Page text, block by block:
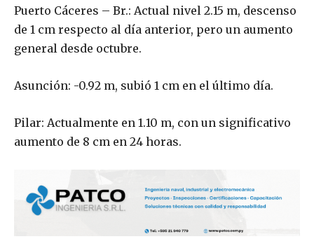
Puerto Cáceres – Br.: Actual nivel 2.15 m, descenso
de 1 cm respecto al día anterior, pero un aumento
general desde octubre.
Asunción: -0.92 m, subió 1 cm en el último día.
Pilar: Actualmente en 1.10 m, con un significativo
aumento de 8 cm en 24 horas.